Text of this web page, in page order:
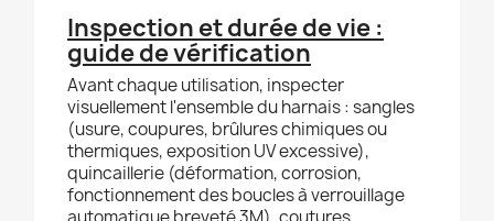
Inspection et durée de vie :
guide de vérification
Avant chaque utilisation, inspecter
visuellement l'ensemble du harnais : sangles
(usure, coupures, brûlures chimiques ou
thermiques, exposition UV excessive),
quincaillerie (déformation, corrosion,
fonctionnement des boucles à verrouillage